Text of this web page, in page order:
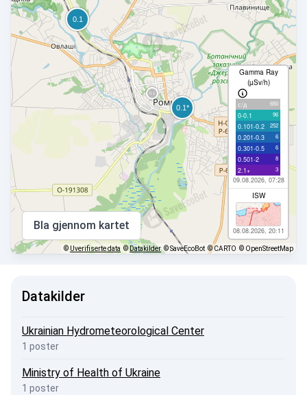
Gamma Ray
(µSv/h)
с/д 650
0-0.1 96
0.101-0.2 252
0.201-0.3 6
0.301-0.5 6
0.501-2 8
2.1+ 3
09.08.2026, 07:28
ISW
08.08.2026, 20:11
Bla gjennom kartet
© Uverifiserte data © Datakilder © SaveEcoBot © CARTO © OpenStreetMap
Datakilder
Ukrainian Hydrometeorological Center
1 poster
Ministry of Health of Ukraine
1 poster